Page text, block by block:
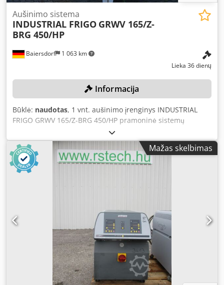
Baiersdorf 1 063 km
Aušinimo sistema
INDUSTRIAL FRIGO GRWV 165/Z-
BRG 450/HP
Lieka 36 dienų
Informacija
Būklė: naudotas, 1 vnt. aušinimo įrenginys INDUSTRIAL
FRIGO GRWV 165/Z-BRG 450/HP pramoninė sistemų
kombinacija, sudaryta iš vandeniu aušinamo šalto vandens
agregato (čillerio) ir išorinio sausojo aušintuvo, galima
išardyti patiems Spalva: kaip parodyta paveikslėlyje, pagal
nuotraukas ir apžiūrą Chsdpfjzqcg Eox Aagsa Būklė:
naudotas
Mažas skelbimas